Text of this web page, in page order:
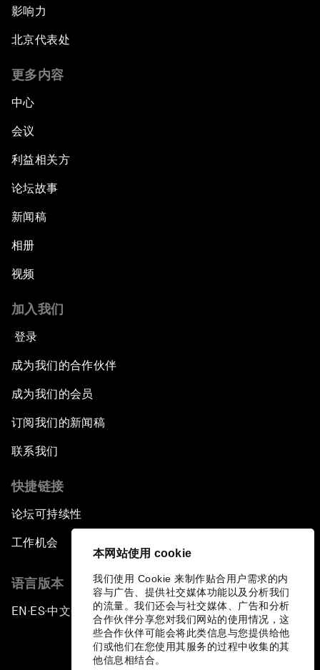
本网站使用 cookie
我们使用 Cookie 来制作贴合用户需求的内
容与广告、提供社交媒体功能以及分析我们
的流量。我们还会与社交媒体、广告和分析
合作伙伴分享您对我们网站的使用情况，这
些合作伙伴可能会将此类信息与您提供给他
们或他们在您使用其服务的过程中收集的其
他信息相结合。
影响力
北京代表处
更多内容
中心
会议
利益相关方
论坛故事
新闻稿
相册
视频
加入我们
登录
成为我们的合作伙伴
成为我们的会员
订阅我们的新闻稿
联系我们
快捷链接
论坛可持续性
工作机会
语言版本
EN ▪ES▪中文▪ 日本語